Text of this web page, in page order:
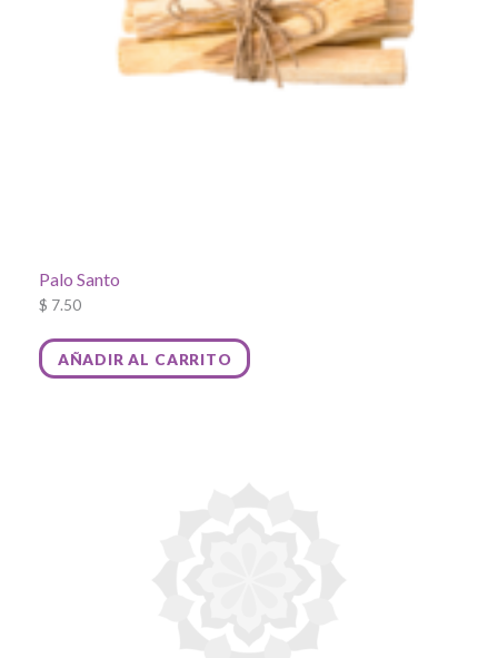
Palo Santo
$ 7.50
AÑADIR AL CARRITO